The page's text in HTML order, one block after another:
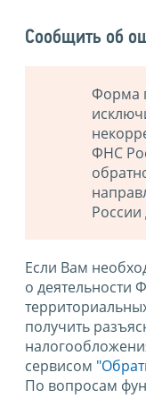
Сообщить об
Форма
ФНС
России
Если Вам
о деятельности
получить
сервисом
По вопросам